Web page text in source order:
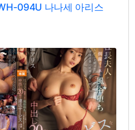
094U 나나세 아리스